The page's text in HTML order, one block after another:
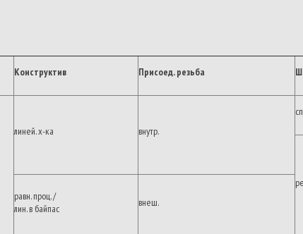
Конструктив Присоед.резьба
линей. х-ка внутр.
равн. проц. /
лин. в байпас
внеш.